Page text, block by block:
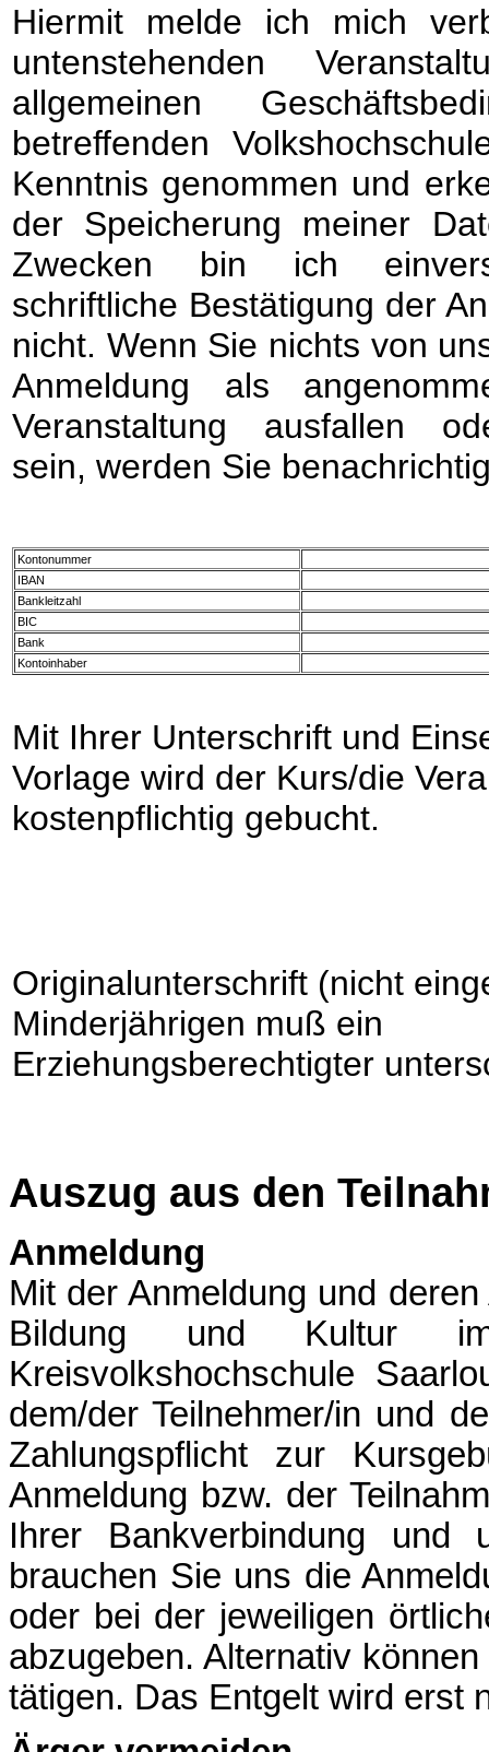
Hiermit melde ich mich
untenstehenden
allgemeinen
betreffenden
Kenntnis genommen und
der Speicherung meiner
Zwecken bin ich
schriftliche Bestätigung der
nicht. Wenn Sie nichts von
Anmeldung als
Veranstaltung ausfallen
sein, werden Sie
Kontonummer
IBAN
Bankleitzahl
BIC
Bank
Kontoinhaber
Mit Ihrer Unterschrift und
Vorlage wird der Kurs/die
kostenpflichtig gebucht.
Originalunterschrift (nicht
Minderjährigen muß ein
Erziehungsberechtigter
Auszug aus den
Anmeldung
Mit der Anmeldung und
Bildung und Kultur
Kreisvolkshochschule
dem/der Teilnehmer/in und
Zahlungspflicht zur
Anmeldung bzw. der
Ihrer Bankverbindung und
brauchen Sie uns die
oder bei der jeweiligen
abzugeben. Alternativ
tätigen. Das Entgelt wird erst